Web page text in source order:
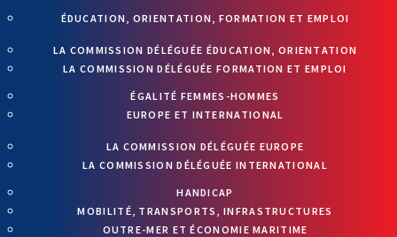
ÉDUCATION, ORIENTATION, FORMATION ET EMPLOI
LA COMMISSION DÉLÉGUÉE ÉDUCATION, ORIENTATION
LA COMMISSION DÉLÉGUÉE FORMATION ET EMPLOI
ÉGALITÉ FEMMES-HOMMES
EUROPE ET INTERNATIONAL
LA COMMISSION DÉLÉGUÉE EUROPE
LA COMMISSION DÉLÉGUÉE INTERNATIONAL
HANDICAP
MOBILITÉ, TRANSPORTS, INFRASTRUCTURES
OUTRE-MER ET ÉCONOMIE MARITIME